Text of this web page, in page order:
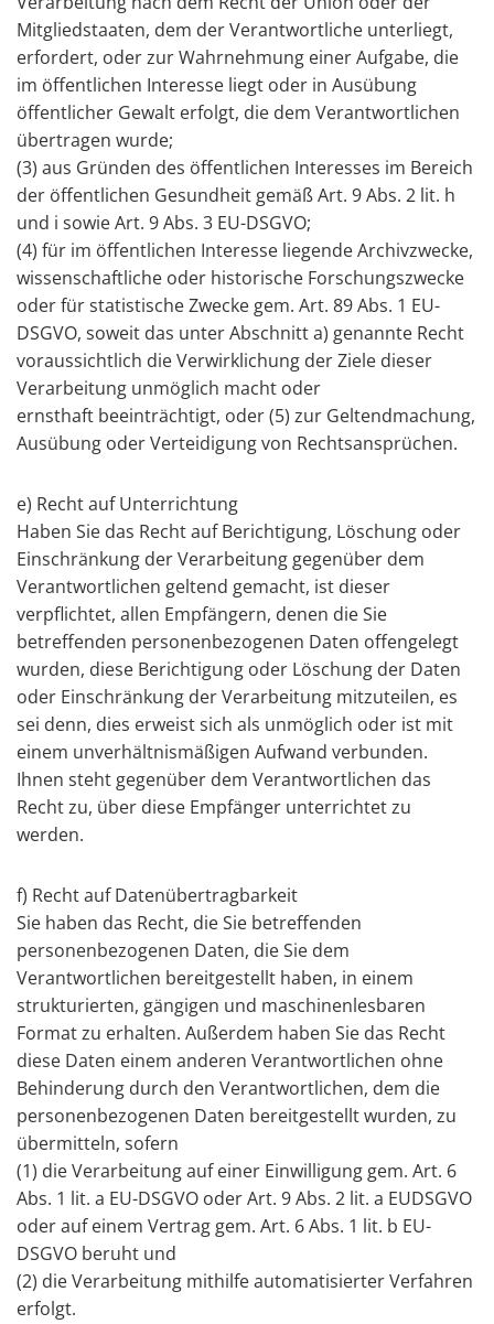
Mitgliedstaaten, dem der Verantwortliche unterliegt,
erfordert, oder zur Wahrnehmung einer Aufgabe, die
im öffentlichen Interesse liegt oder in Ausübung
öffentlicher Gewalt erfolgt, die dem Verantwortlichen
übertragen wurde;
(3) aus Gründen des öffentlichen Interesses im Bereich
der öffentlichen Gesundheit gemäß Art. 9 Abs. 2 lit. h
und i sowie Art. 9 Abs. 3 EU-DSGVO;
(4) für im öffentlichen Interesse liegende Archivzwecke,
wissenschaftliche oder historische Forschungszwecke
oder für statistische Zwecke gem. Art. 89 Abs. 1 EU-
DSGVO, soweit das unter Abschnitt a) genannte Recht
voraussichtlich die Verwirklichung der Ziele dieser
Verarbeitung unmöglich macht oder
ernsthaft beeinträchtigt, oder (5) zur Geltendmachung,
Ausübung oder Verteidigung von Rechtsansprüchen.
e) Recht auf Unterrichtung
Haben Sie das Recht auf Berichtigung, Löschung oder
Einschränkung der Verarbeitung gegenüber dem
Verantwortlichen geltend gemacht, ist dieser
verpflichtet, allen Empfängern, denen die Sie
betreffenden personenbezogenen Daten offengelegt
wurden, diese Berichtigung oder Löschung der Daten
oder Einschränkung der Verarbeitung mitzuteilen, es
sei denn, dies erweist sich als unmöglich oder ist mit
einem unverhältnismäßigen Aufwand verbunden.
Ihnen steht gegenüber dem Verantwortlichen das
Recht zu, über diese Empfänger unterrichtet zu
werden.
f) Recht auf Datenübertragbarkeit
Sie haben das Recht, die Sie betreffenden
personenbezogenen Daten, die Sie dem
Verantwortlichen bereitgestellt haben, in einem
strukturierten, gängigen und maschinenlesbaren
Format zu erhalten. Außerdem haben Sie das Recht
diese Daten einem anderen Verantwortlichen ohne
Behinderung durch den Verantwortlichen, dem die
personenbezogenen Daten bereitgestellt wurden, zu
übermitteln, sofern
(1) die Verarbeitung auf einer Einwilligung gem. Art. 6
Abs. 1 lit. a EU-DSGVO oder Art. 9 Abs. 2 lit. a EUDSGVO
oder auf einem Vertrag gem. Art. 6 Abs. 1 lit. b EU-
DSGVO beruht und
(2) die Verarbeitung mithilfe automatisierter Verfahren
erfolgt.